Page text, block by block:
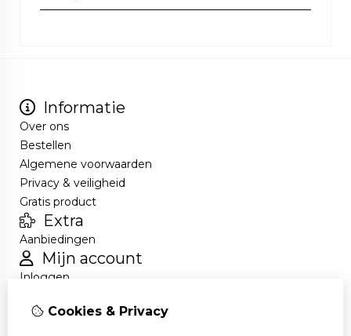
Informatie
Over ons
Bestellen
Algemene voorwaarden
Privacy & veiligheid
Gratis product
Extra
Aanbiedingen
Mijn account
Inloggen
Nieuwsbrief
Cookies & Privacy